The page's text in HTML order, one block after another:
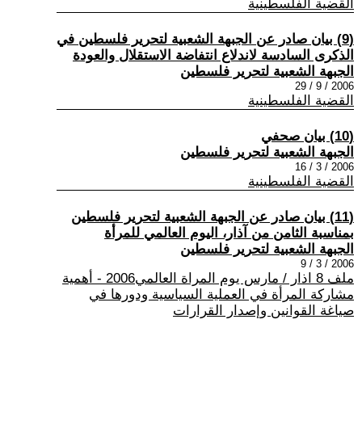
القضية الفلسطينية
(9) بيان صادر عن الجبهة الشعبية لتحرير فلسطين في
الذكرى السادسة لاندلاع انتفاضة الاستقلال والعودة
الجبهة الشعبية لتحرير فلسطين
2006 / 9 / 29
القضية الفلسطينية
(10) بيان صحفي
الجبهة الشعبية لتحرير فلسطين
2006 / 3 / 16
القضية الفلسطينية
(11) بيان صادر عن الجبهة الشعبية لتحرير فلسطين
بمناسبة الثامن من آذار، اليوم العالمي للمرأة
الجبهة الشعبية لتحرير فلسطين
2006 / 3 / 9
ملف 8 اذار / مارس يوم المراة العالمي2006 - أهمية
مشاركة المرأة في العملية السياسية ودورها في
صياغة القوانين وإصدار القرارات